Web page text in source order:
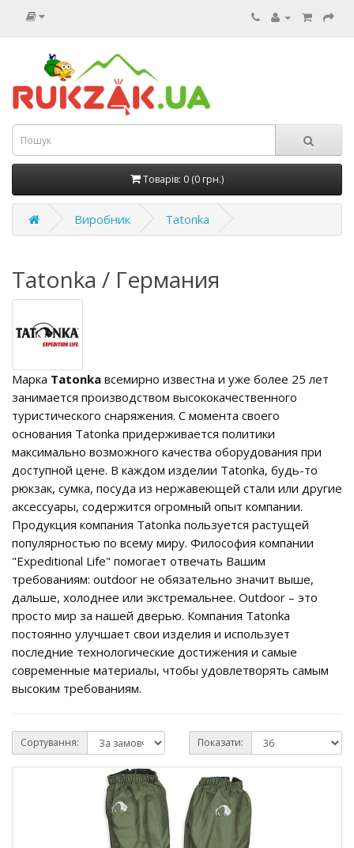
Товарів: 0 (0 грн.)
Виробник Tatonka
Tatonka / Германия
Марка Tatonka всемирно известна и уже более 25 лет
занимается производством высококачественного
туристического снаряжения. С момента своего
основания Tatonka придерживается политики
максимально возможного качества оборудования при
доступной цене. В каждом изделии Tatonka, будь-то
рюкзак, сумка, посуда из нержавеющей стали или другие
аксессуары, содержится огромный опыт компании.
Продукция компания Tatonka пользуется растущей
популярностью по всему миру. Философия компании
"Expeditional Life" помогает отвечать Вашим
требованиям: outdoor не обязательно значит выше,
дальше, холоднее или экстремальнее. Outdoor – это
просто мир за нашей дверью. Компания Tatonka
постоянно улучшает свои изделия и использует
последние технологические достижения и самые
современные материалы, чтобы удовлетворять самым
высоким требованиям.
Сортування: Показати: